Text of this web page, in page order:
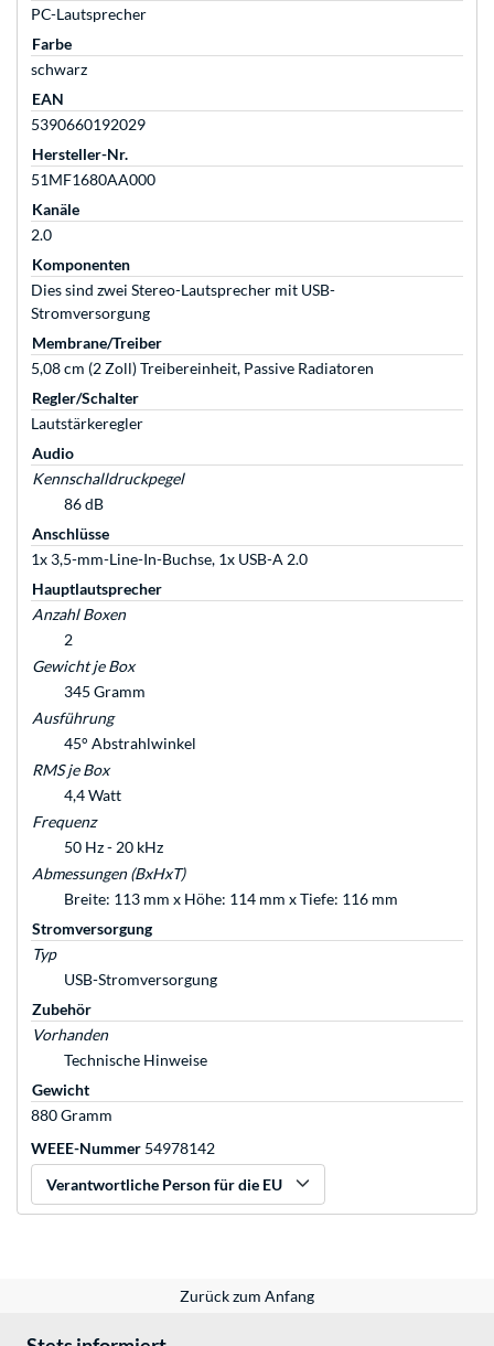
PC-Lautsprecher
Farbe
schwarz
EAN
5390660192029
Hersteller-Nr.
51MF1680AA000
Kanäle
2.0
Komponenten
Dies sind zwei Stereo-Lautsprecher mit USB-
Stromversorgung
Membrane/Treiber
5,08 cm (2 Zoll) Treibereinheit, Passive Radiatoren
Regler/Schalter
Lautstärkeregler
Audio
Kennschalldruckpegel
86 dB
Anschlüsse
1x 3,5-mm-Line-In-Buchse, 1x USB-A 2.0
Hauptlautsprecher
Anzahl Boxen
2
Gewicht je Box
345 Gramm
Ausführung
45° Abstrahlwinkel
RMS je Box
4,4 Watt
Frequenz
50 Hz - 20 kHz
Abmessungen (BxHxT)
Breite: 113 mm x Höhe: 114 mm x Tiefe: 116 mm
Stromversorgung
Typ
USB-Stromversorgung
Zubehör
Vorhanden
Technische Hinweise
Gewicht
880 Gramm
WEEE-Nummer 54978142
Verantwortliche Person für die EU
Zurück zum Anfang